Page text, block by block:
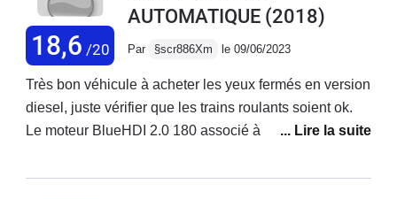
18,6 /20
AUTOMATIQUE (2018)
Par §scr886Xm le 09/06/2023
Très bon véhicule à acheter les yeux fermés en version
diesel, juste vérifier que les trains roulants soient ok.
Le moteur BlueHDI 2.0 180 associé à la boite EAT6 est
parcouru beaucoup de KM sans le moindre pépin, un